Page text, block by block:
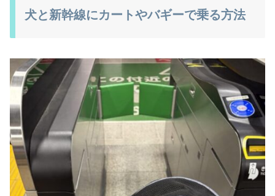
犬と新幹線にカートやバギーで乗る方法